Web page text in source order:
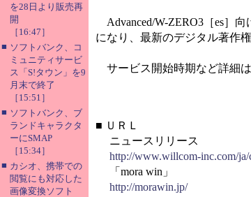
を28日より販売再
開
［16:47］
■ ソフトバンク、コ
ミュニティサービ
ス「S!タウン」を9
月末で終了
［15:51］
■ ソフトバンク、ブ
ランドキャラクタ
ーにSMAP
［15:34］
■ カシオ、携帯での
閲覧にも対応した
画像変換ソフト
Advanced/W-ZERO3［es］
になり、最新のデジタル著作
サービス開始時期など詳細
■ ＵＲＬ
ニュースリリース
http://www.willcom-inc.com/ja/
「mora win」
http://morawin.jp/